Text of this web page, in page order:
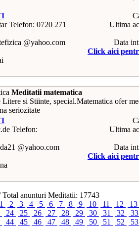
Telefon: 0720 271
@yahoo.com
Ultima
Data
Click aici
Meditatii matematica
Litere si Stiinte, special.Matematica ofer
seriozitate
Telefon:
@yahoo.com
Ultima
Data
Click aici
Total anunturi Meditatii: 17743
1 2 3 4 5 6 7 8 9 10 11 12 13
24 25 26 27 28 29 30 31 32 33
44 45 46 47 48 49 50 51 52 53